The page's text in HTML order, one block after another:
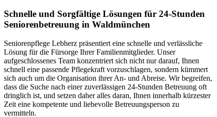
Schnelle und Sorgfältige Lösungen für 24-Stunden
Seniorenbetreuung in Waldmünchen
Seniorenpflege Lebherz präsentiert eine schnelle und verlässliche
Lösung für die Fürsorge Ihrer Familienmitglieder. Unser
aufgeschlossenes Team konzentriert sich nicht nur darauf, Ihnen
schnell eine passende Pflegekraft vorzuschlagen, sondern kümmert
sich auch um die Organisation ihrer An- und Abreise. Wir begreifen,
dass die Suche nach einer zuverlässigen 24-Stunden Betreuung oft
dringlich ist, und setzen daher alles daran, Ihnen innerhalb kürzester
Zeit eine kompetente und liebevolle Betreuungsperson zu
vermitteln.